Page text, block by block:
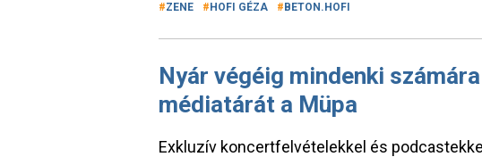
ZENE HOFI GÉZA BETON.HOFI
Nyár végéig mindenki
médiatárát a Müpa
Exkluzív koncertfelvételekkel és